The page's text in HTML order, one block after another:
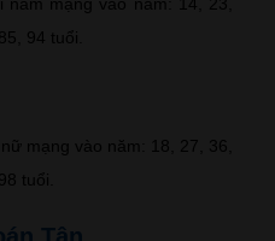
94 tuổi.
mạng vào năm: 18, 27, 36,
tuổi.